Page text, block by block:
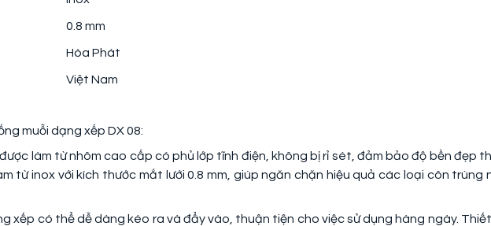
0.8 mm
Hòa Phát
Việt Nam
muỗi dạng xếp DX 08:
làm từ nhôm cao cấp có phủ lớp tĩnh điện, không bị rỉ sét, đảm bảo độ bền đẹp
từ inox với kích thước mắt lưới 0.8 mm, giúp ngăn chặn hiệu quả các loại côn trùng
xếp có thể dễ dàng kéo ra và đẩy vào, thuận tiện cho việc sử dụng hàng ngày.